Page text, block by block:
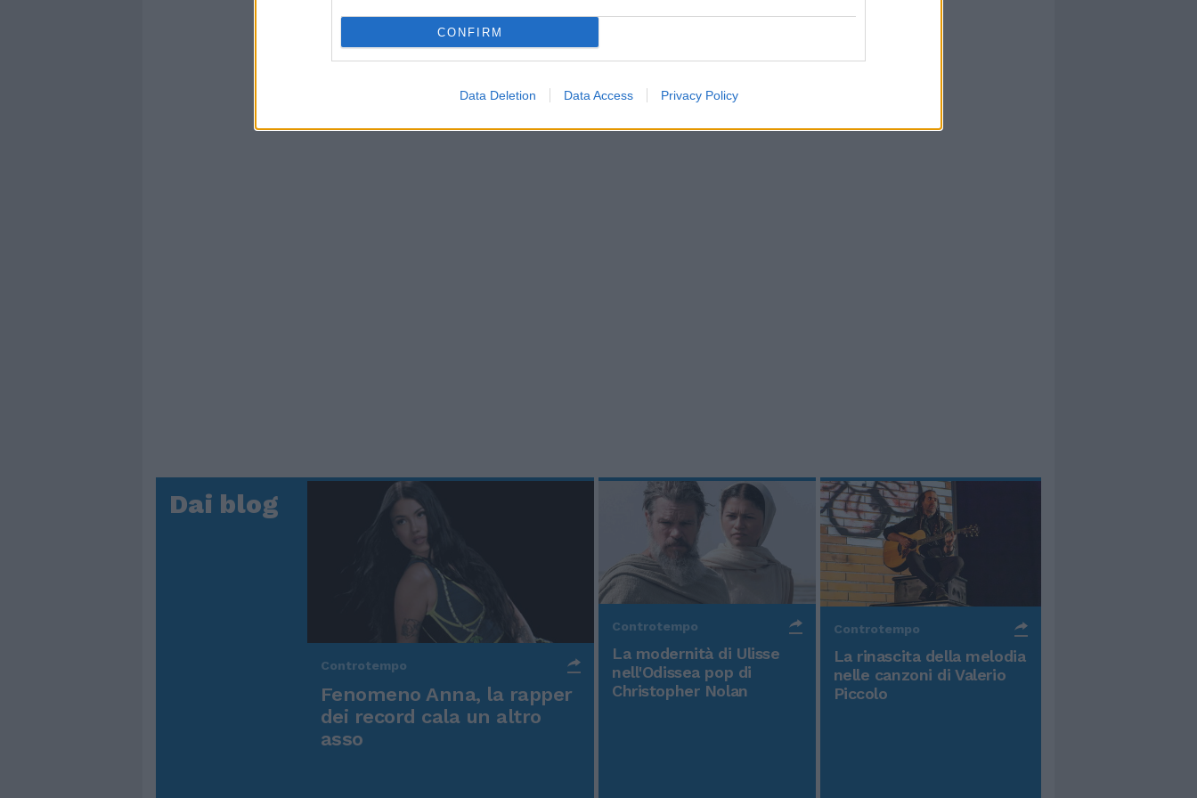
CONFIRM
Data Deletion Data Access Privacy Policy
Dai blog
Controtempo
Fenomeno Anna, la rapper
dei record cala un altro
asso
Controtempo
La modernità di Ulisse
nell'Odissea pop di
Christopher Nolan
Controtempo
La rinascita della melodia
nelle canzoni di Valerio
Piccolo